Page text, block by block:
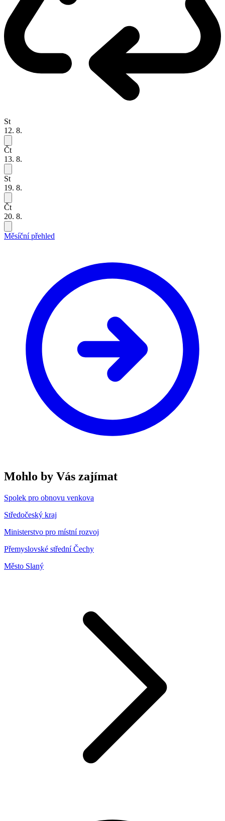
St
12. 8.
Čt
13. 8.
St
19. 8.
Čt
20. 8.
Měsíční přehled
Mohlo by Vás zajímat
Spolek pro obnovu venkova
Středočeský kraj
Ministerstvo pro místní rozvoj
Přemyslovské střední Čechy
Město Slaný